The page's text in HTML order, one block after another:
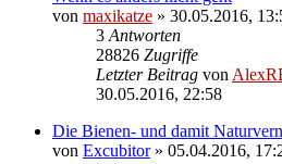
von maxikatze » 30.05.2016,
3 Antworten
28826 Zugriffe
Letzter Beitrag von
30.05.2016, 22:58
Die Bienen- und damit
von Excubitor» 05.04.2016,